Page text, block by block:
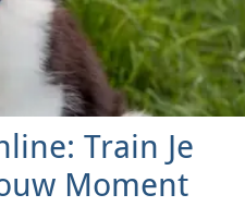
Train Je
Moment